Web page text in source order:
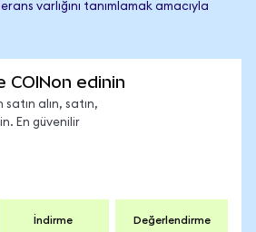
varlığını tanımlamak amacıyla
COINon edinin
alın, satın,
En güvenilir
İndirme Değerlendirme